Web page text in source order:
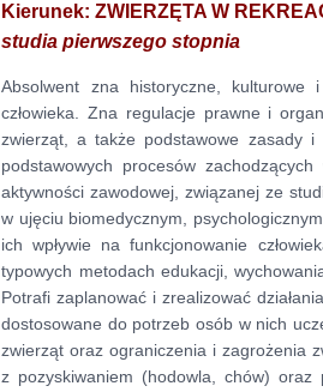
Kierunek: ZWIERZĘTA W
studia pierwszego stopnia
Absolwent zna historyczne, kulturowe
człowieka. Zna regulacje prawne i
zwierząt, a także podstawowe zasady i
podstawowych procesów
aktywności zawodowej, związanej ze
w ujęciu biomedycznym,
ich wpływie na funkcjonowanie
typowych metodach edukacji,
Potrafi zaplanować i zrealizować
dostosowane do potrzeb osób w nich
zwierząt oraz ograniczenia i zagrożenia
z pozyskiwaniem (hodowla, chów) oraz